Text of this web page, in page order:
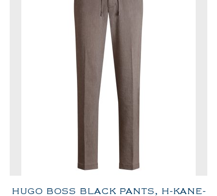
HUGO BOSS BLACK PANTS, H-KANE-